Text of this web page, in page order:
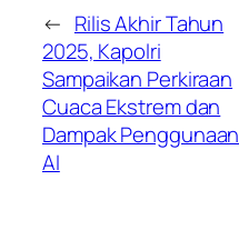
← Rilis Akhir Tahun
2025, Kapolri
Sampaikan Perkiraan
Cuaca Ekstrem dan
Dampak Penggunaan
AI